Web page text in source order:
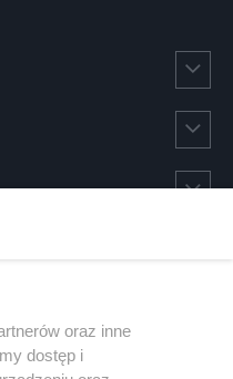
oraz inne
dostęp i